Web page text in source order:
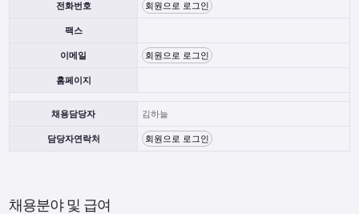
전화번호 회원으로 로그인
팩스
이메일 회원으로 로그인
홈페이지
채용담당자 김하늘
담당자연락처 회원으로 로그인
채용분야 및 급여